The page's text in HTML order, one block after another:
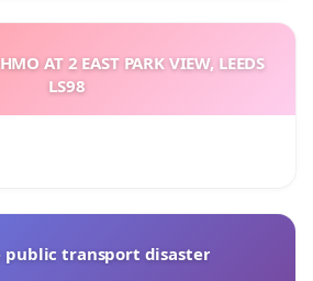
AT 2 EAST PARK VIEW, LEEDS
LS98
public transport disaster